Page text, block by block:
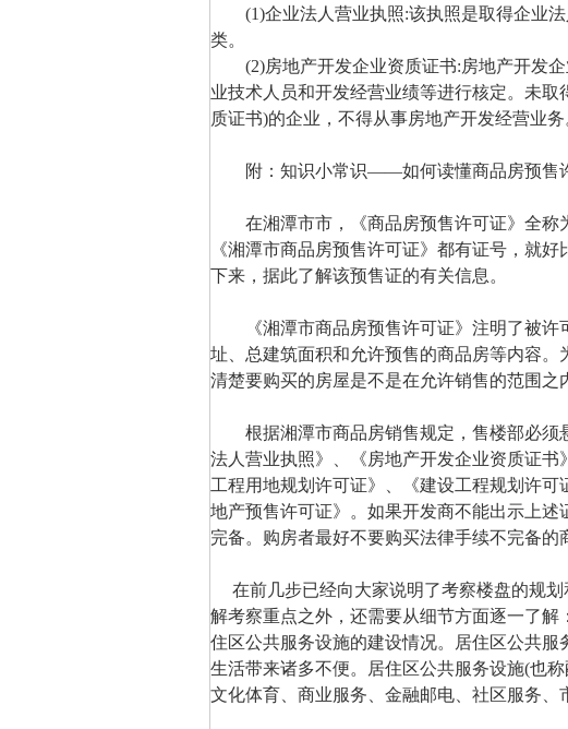
(1)企业法人营业执照:该执照是取得企业法
类。
(2)房地产开发企业资质证书:房地产开发企
业技术人员和开发经营业绩等进行核定。未
质证书)的企业，不得从事房地产开发经营业务
附：知识小常识——如何读懂商品房预售
在湘潭市市，《商品房预售许可证》全称
《湘潭市商品房预售许可证》都有证号，就
下来，据此了解该预售证的有关信息。
《湘潭市商品房预售许可证》注明了被许
址、总建筑面积和允许预售的商品房等内容
清楚要购买的房屋是不是在允许销售的范围之
根据湘潭市商品房销售规定，售楼部必须
法人营业执照》、《房地产开发企业资质证
工程用地规划许可证》、《建设工程规划许
地产预售许可证》。如果开发商不能出示上
完备。购房者最好不要购买法律手续不完备的
在前几步已经向大家说明了考察楼盘的规划
解考察重点之外，还需要从细节方面逐一了
住区公共服务设施的建设情况。居住区公共服
生活带来诸多不便。居住区公共服务设施(也
文化体育、商业服务、金融邮电、社区服务、